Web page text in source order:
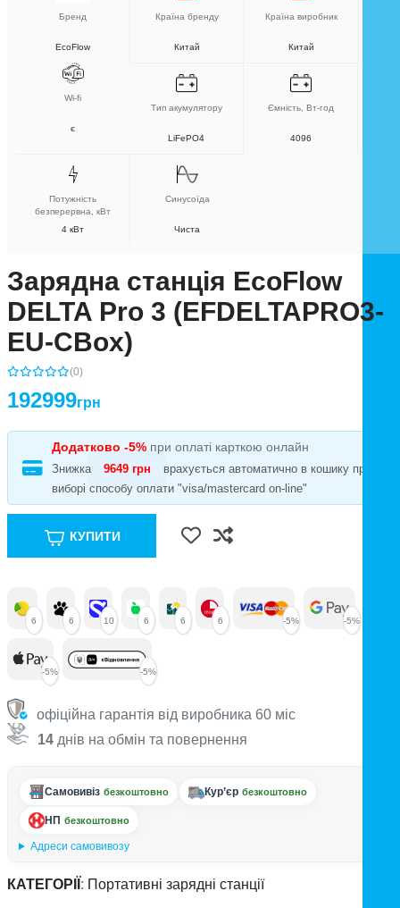
Бренд
EcoFlow
Країна бренду
Китай
Країна виробник
Китай
Wi-fi
є
Тип акумулятору
LiFePO4
Ємність, Вт-год
4096
Потужність
безперервна, кВт
4 кВт
Синусоїда
Чиста
Зарядна станція EcoFlow
DELTA Pro 3 (EFDELTAPRO3-
EU-CBox)
(0)
192999грн
Додатково -5% при оплаті карткою онлайн
Знижка 9649 грн
врахується автоматично в кошику при
виборі способу оплати "visa/mastercard on-line"
КУПИТИ
6 6 10 6 6 6 -5% -5%
-5% -5%
офіційна гарантія від виробника 60 міс
14 днів на обмін та повернення
Самовивіз безкоштовно Кур’єр безкоштовно
НП безкоштовно
Адреси самовивозу
КАТЕГОРІЇ : Портативні зарядні станції